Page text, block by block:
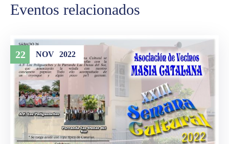
Eventos relacionados
22 NOV 2022